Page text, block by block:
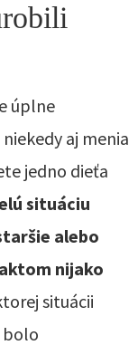
úplne
aj menia
jedno dieťa
situáciu
alebo
nijako
situácii
bolo